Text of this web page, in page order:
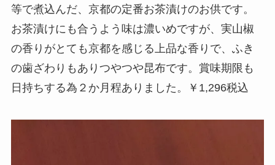
等で煮込んだ、京都の定番お茶漬けのお供です。
お茶漬けにも合うよう味は濃いめですが、実山椒
の香りがとても京都を感じる上品な香りで、ふき
の歯ざわりもありつやつや昆布です。賞味期限も
日持ちする為２か月程ありました。￥1,296税込